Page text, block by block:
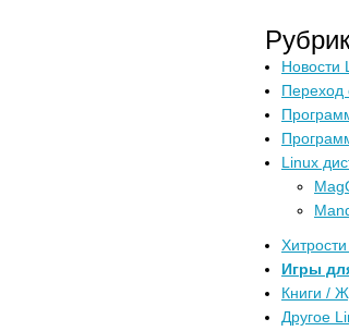
Новости
Переход
Linux
Игры
Книги /
Другое